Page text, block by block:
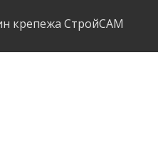
крепежа СтройСАМ